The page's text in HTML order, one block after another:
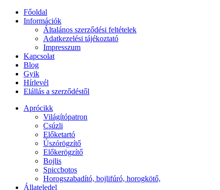
Főoldal
Információk
Általános szerződési feltételek
Adatkezelési tájékoztató
Impresszum
Kapcsolat
Blog
Gyik
Hírlevél
Elállás a szerződéstől
Aprócikk
Világítópatron
Csúzli
Előketartó
Úszórögzítő
Előkerögzítő
Bojlis
Spiccbotos
Horogszabadító, bojlifúró, horogkötő,
Állateledel